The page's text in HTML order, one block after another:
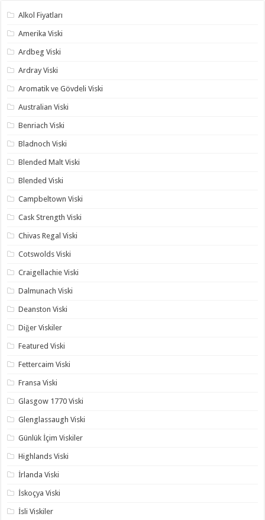
Alkol Fiyatları
Amerika Viski
Ardbeg Viski
Ardray Viski
Aromatik ve Gövdeli Viski
Australian Viski
Benriach Viski
Bladnoch Viski
Blended Malt Viski
Blended Viski
Campbeltown Viski
Cask Strength Viski
Chivas Regal Viski
Cotswolds Viski
Craigellachie Viski
Dalmunach Viski
Deanston Viski
Diğer Viskiler
Featured Viski
Fettercaim Viski
Fransa Viski
Glasgow 1770 Viski
Glenglassaugh Viski
Günlük İçim Viskiler
Highlands Viski
İrlanda Viski
İskoçya Viski
İsli Viskiler